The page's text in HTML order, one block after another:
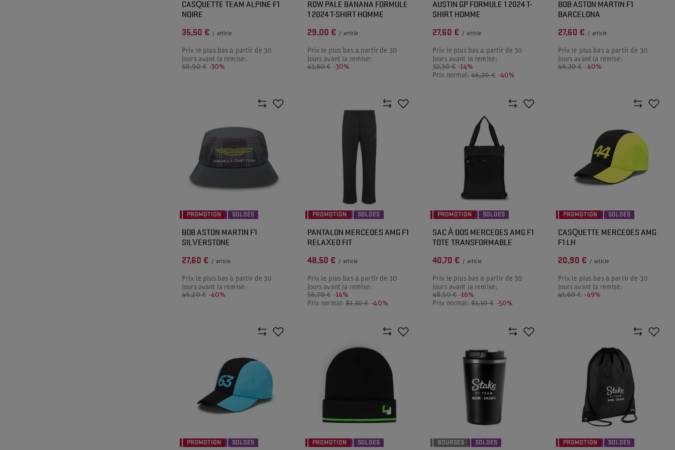
CASQUETTE TEAM ALPINE F1
NOIRE
35,50 € / article
Prix le plus bas à partir de 30
jours avant la remise:
50,90 € -30%
RDW PALE BANANA FORMULE
1 2024 T-SHIRT HOMME
29,00 € / article
Prix le plus bas à partir de 30
jours avant la remise:
41,60 € -30%
AUSTIN GP FORMULE 1 2024 T-
SHIRT HOMME
27,60 € / article
Prix le plus bas à partir de 30
jours avant la remise:
32,30 € -14%
Prix normal: 46,20 € -40%
BOB ASTON MARTIN F1
BARCELONA
27,60 € / article
Prix le plus bas à partir de 30
jours avant la remise:
46,20 € -40%
PROMOTION SOLDES
BOB ASTON MARTIN F1
SILVERSTONE
27,60 € / article
Prix le plus bas à partir de 30
jours avant la remise:
46,20 € -40%
PROMOTION SOLDES
PANTALON MERCEDES AMG F1
RELAXED FIT
48,50 € / article
Prix le plus bas à partir de 30
jours avant la remise:
56,70 € -14%
Prix normal:81,10 € -40%
PROMOTION SOLDES
SAC À DOS MERCEDES AMG F1
TOTE TRANSFORMABLE
40,70 € / article
Prix le plus bas à partir de 30
jours avant la remise:
48,50 € -16%
Prix normal: 81,10 € -50%
PROMOTION SOLDES
CASQUETTE MERCEDES AMG
F1 LH
20,90 € / article
Prix le plus bas à partir de 30
jours avant la remise:
41,60 € -49%
PROMOTION SOLDES PROMOTION SOLDES BOURSES SOLDES PROMOTION SOLDES